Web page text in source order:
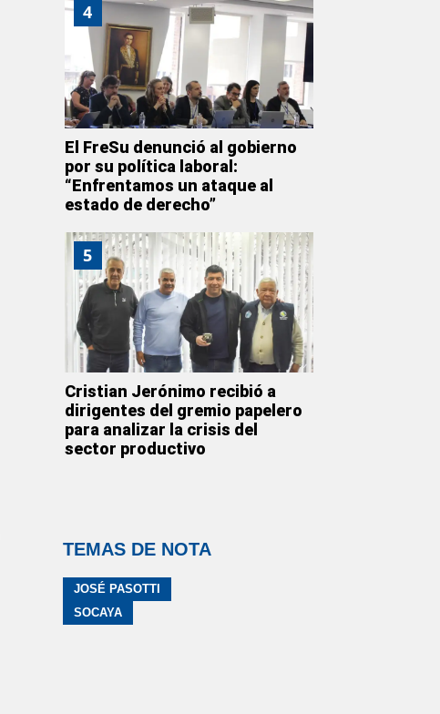
4
El FreSu denunció al gobierno
por su política laboral:
“Enfrentamos un ataque al
estado de derecho”
5
Cristian Jerónimo recibió a
dirigentes del gremio papelero
para analizar la crisis del
sector productivo
TEMAS DE NOTA
JOSÉ PASOTTI
SOCAYA